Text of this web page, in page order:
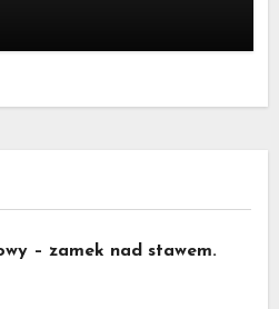
– zamek nad stawem.